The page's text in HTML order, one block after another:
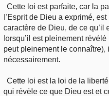
Cette loi est parfaite, car la
l’Esprit de Dieu a exprimé,
caractère de Dieu, de ce qu’il
lorsqu’il est pleinement
peut pleinement le connaître),
nécessairement.
Cette loi est la loi de la
qui révèle ce que Dieu est et